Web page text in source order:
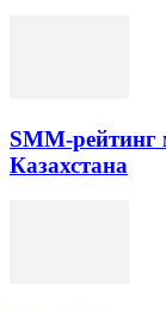
SMM-рейтинг
Казахстана